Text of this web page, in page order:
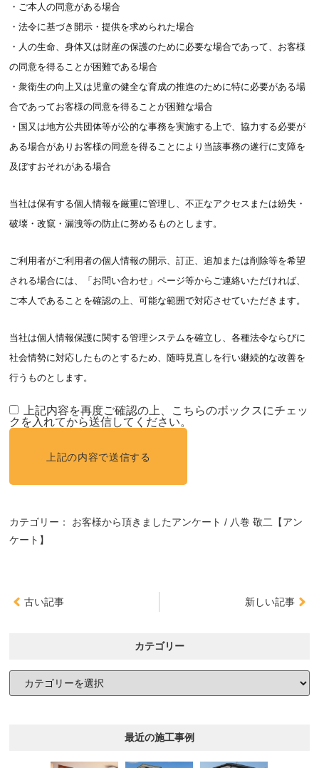
・ご本人の同意がある場合
・法令に基づき開示・提供を求められた場合
・人の生命、身体又は財産の保護のために必要な場合であって、お客様
の同意を得ることが困難である場合
・衆衛生の向上又は児童の健全な育成の推進のために特に必要がある場
合であってお客様の同意を得ることが困難な場合
・国又は地方公共団体等が公的な事務を実施する上で、協力する必要が
ある場合がありお客様の同意を得ることにより当該事務の遂行に支障を
及ぼすおそれがある場合
当社は保有する個人情報を厳重に管理し、不正なアクセスまたは紛失・
破壊・改竄・漏洩等の防止に努めるものとします。
ご利用者がご利用者の個人情報の開示、訂正、追加または削除等を希望
される場合には、「お問い合わせ」ページ等からご連絡いただければ、
ご本人であることを確認の上、可能な範囲で対応させていただきます。
当社は個人情報保護に関する管理システムを確立し、各種法令ならびに
社会情勢に対応したものとするため、随時見直しを行い継続的な改善を
行うものとします。
上記内容を再度ご確認の上、こちらのボックスにチェッ
クを入れてから送信してください。
カテゴリー： お客様から頂きましたアンケート
八巻 敬二【アン
ケート】
古い記事 新しい記事
カテゴリー
最近の施工事例